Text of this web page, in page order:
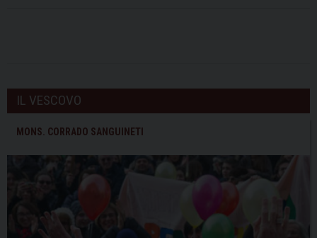
IL VESCOVO
MONS. CORRADO SANGUINETI